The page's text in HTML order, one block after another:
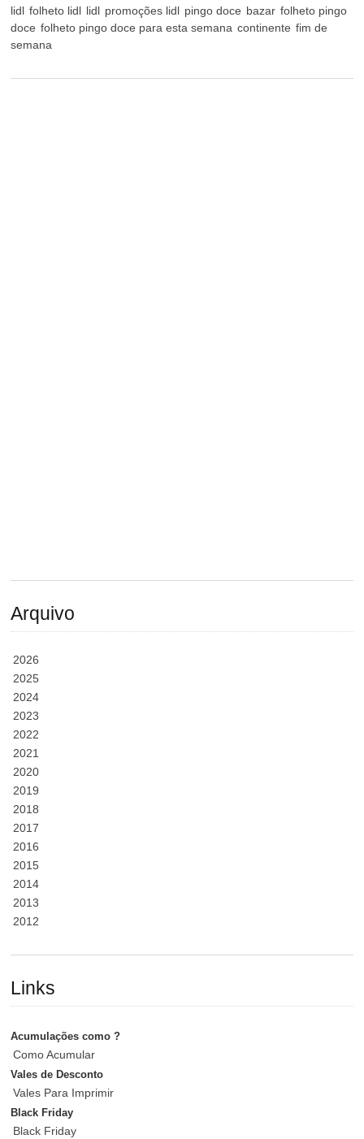
lidl folheto lidl lidl promoções lidl pingo doce bazar folheto pingo
doce folheto pingo doce para esta semana continente fim de
semana
Arquivo
2026
2025
2024
2023
2022
2021
2020
2019
2018
2017
2016
2015
2014
2013
2012
Links
Acumulações como ?
Como Acumular
Vales de Desconto
Vales Para Imprimir
Black Friday
Black Friday